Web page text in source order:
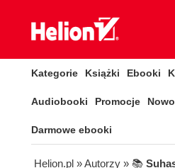
Kategorie Książki Ebooki
Audiobooki Promocje
Darmowe ebooki
Helion.pl » Autorzy » 📚